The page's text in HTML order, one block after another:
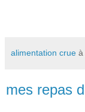
alimentation crue à
mes repas